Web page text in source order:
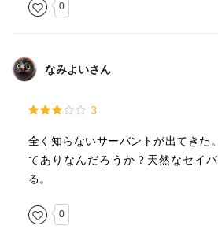
0
なみよいさん
3
全く知らないサーバントが出てきた
てありなんだろうか？天然なセイ
る。
0